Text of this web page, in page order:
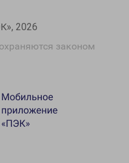
2026
законом